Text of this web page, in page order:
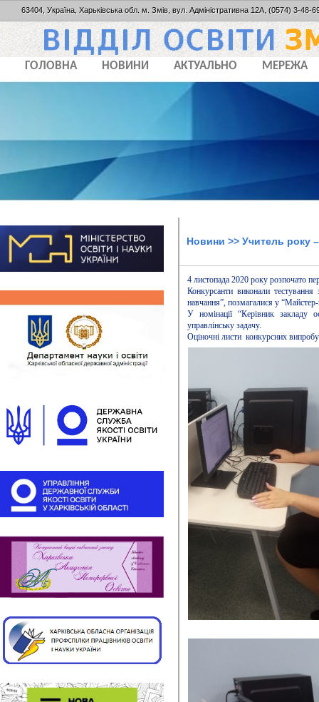
63404, Україна, Харьківська обл. м. Змів, вул. Адміністративна 12А, (0574) 3-48-
ГОЛОВНА НОВИНИ АКТУАЛЬНО МЕРЕЖА
Новини >> Учитель року
4 листопада 2020 року розпочато
Конкурсанти виконали
навчання”, позмагалися у “Майстер-
У номінації “Керівник закладу
управлінську задачу.
Оціночні листи конкурсних